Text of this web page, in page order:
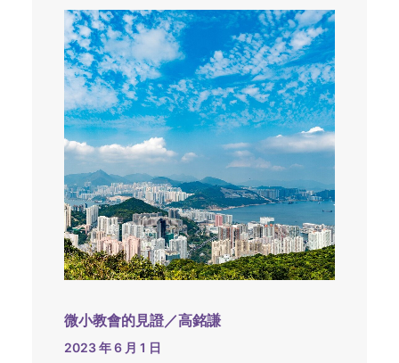
微小教會的見證／高銘謙
2023 年 6 月 1 日